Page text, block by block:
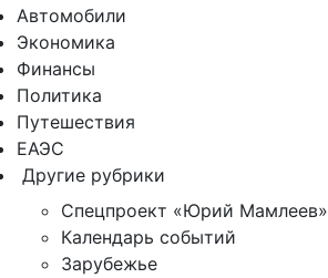
Автомобили
Экономика
Финансы
Политика
Путешествия
ЕАЭС
Другие рубрики
Спецпроект «Юрий Мамлеев»
Календарь событий
Зарубежье